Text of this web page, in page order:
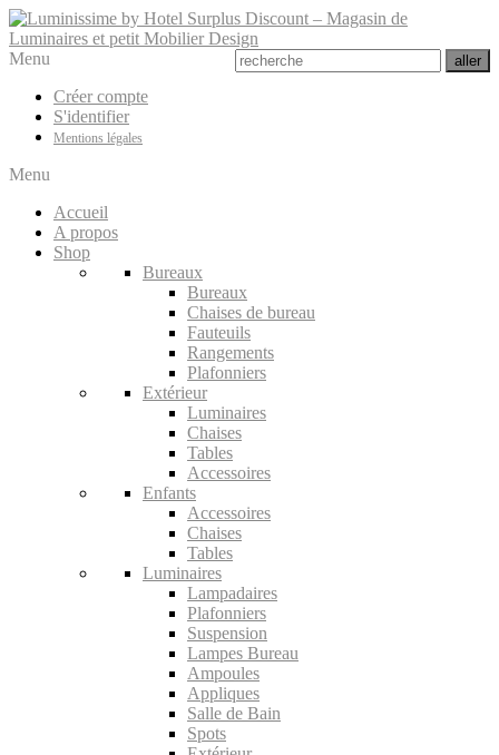
Menu
Créer compte
S'identifier
Mentions légales
Menu
Accueil
A propos
Shop
Bureaux
Bureaux
Chaises de bureau
Fauteuils
Rangements
Plafonniers
Extérieur
Luminaires
Chaises
Tables
Accessoires
Enfants
Accessoires
Chaises
Tables
Luminaires
Lampadaires
Plafonniers
Suspension
Lampes Bureau
Ampoules
Appliques
Salle de Bain
Spots